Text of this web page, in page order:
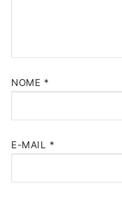
NOME *
E-MAIL *